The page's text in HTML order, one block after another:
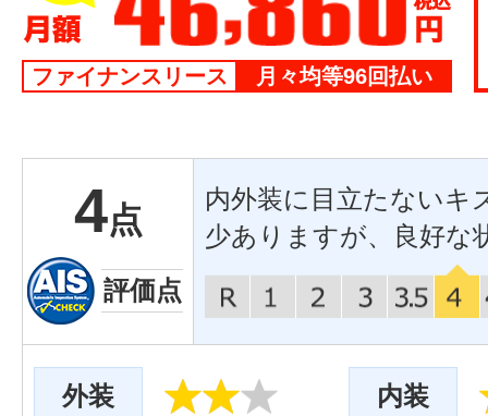
ファイナンスリース 月々均等96回払い
4点
評価点
内外装に目立たないキ
少ありますが、良好な
外装 内装